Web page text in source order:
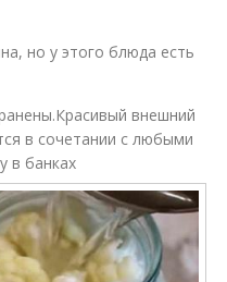
но у этого блюда есть
внешний
в сочетании с любыми
в банках